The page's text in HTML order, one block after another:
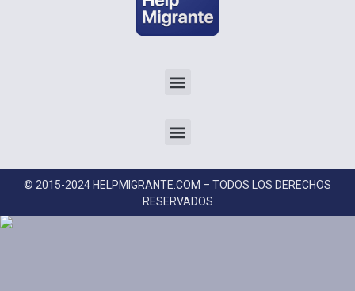
© 2015-2024 HELPMIGRANTE.COM – TODOS LOS DERECHOS
RESERVADOS